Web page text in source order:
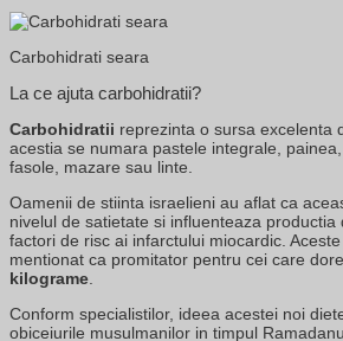
Carbohidrati seara
La ce ajuta carbohidratii?
Carbohidratii reprezinta o sursa excelenta
acestia se numara pastele integrale,
fasole, mazare sau linte.
Oamenii de stiinta israelieni au aflat ca
nivelul de satietate si influenteaza productia
factori de risc ai infarctului miocardic.
mentionat ca promitator pentru cei care
kilograme.
Conform specialistilor, ideea acestei noi
obiceiurile musulmanilor in timpul